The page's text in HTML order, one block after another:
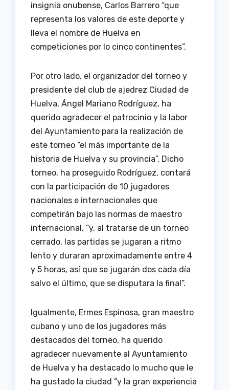
insignia onubense, Carlos Barrero “que
representa los valores de este deporte y
lleva el nombre de Huelva en
competiciones por lo cinco continentes”.
Por otro lado, el organizador del torneo y
presidente del club de ajedrez Ciudad de
Huelva, Ángel Mariano Rodríguez, ha
querido agradecer el patrocinio y la labor
del Ayuntamiento para la realización de
este torneo “el más importante de la
historia de Huelva y su provincia”. Dicho
torneo, ha proseguido Rodríguez, contará
con la participación de 10 jugadores
nacionales e internacionales que
competirán bajo las normas de maestro
internacional, “y, al tratarse de un torneo
cerrado, las partidas se jugaran a ritmo
lento y duraran aproximadamente entre 4
y 5 horas, así que se jugarán dos cada día
salvo el último, que se disputara la final”.
Igualmente, Ermes Espinosa, gran maestro
cubano y uno de los jugadores más
destacados del torneo, ha querido
agradecer nuevamente al Ayuntamiento
de Huelva y ha destacado lo mucho que le
ha gustado la ciudad “y la gran experiencia